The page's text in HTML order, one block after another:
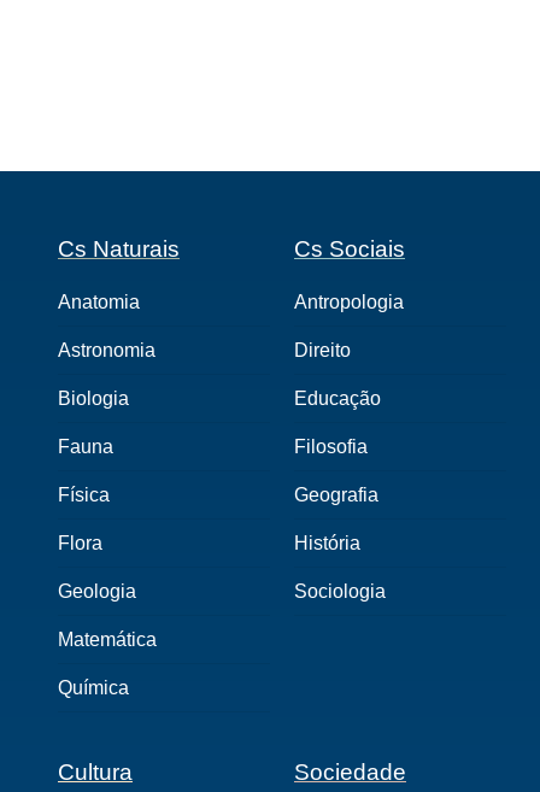
Cs Naturais
Anatomia
Astronomia
Biologia
Fauna
Física
Flora
Geologia
Matemática
Química
Cs Sociais
Antropologia
Direito
Educação
Filosofia
Geografia
História
Sociologia
Cultura Sociedade